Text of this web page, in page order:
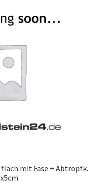
mit Fase + Abtropfk.